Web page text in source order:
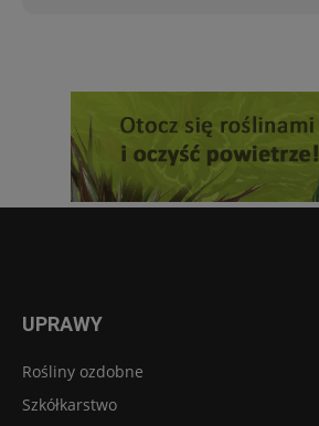
UPRAWY
Rośliny ozdobne
Szkółkarstwo